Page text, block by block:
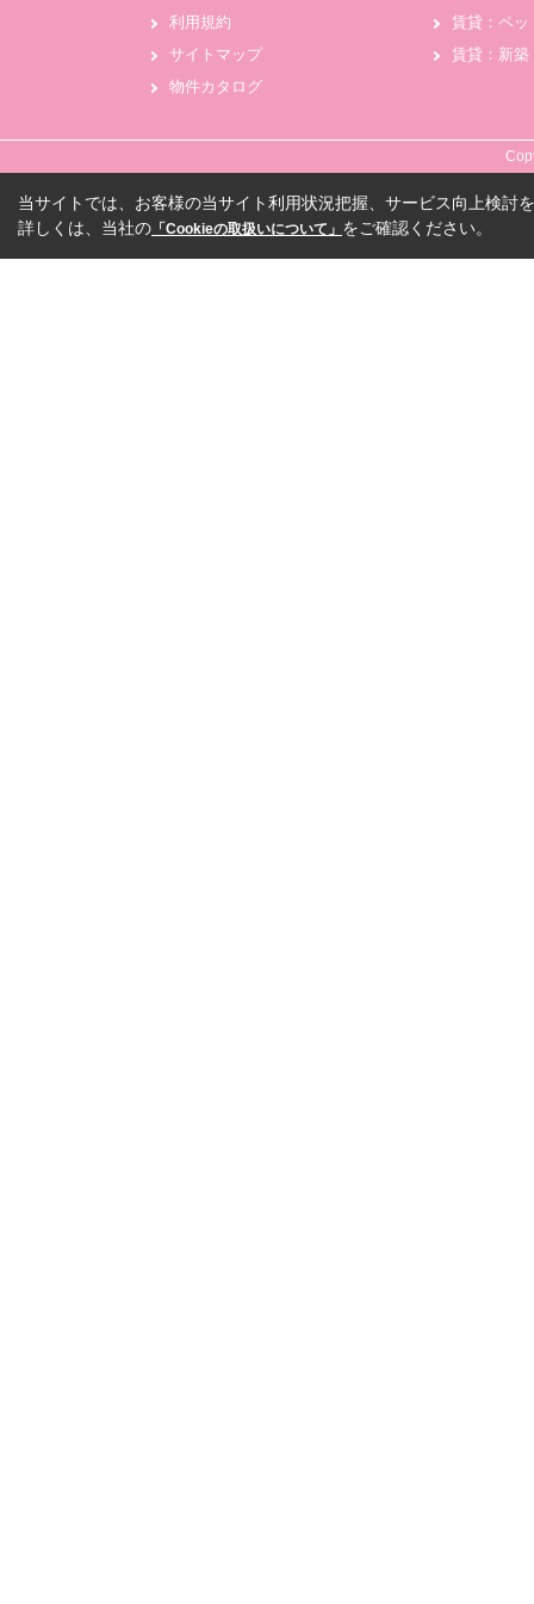
利用規約
サイトマップ
物件カタログ
賃貸：ペッ
賃貸：新築
当サイトでは、お客様の当サイト利用状況把握、サービス向上検討
詳しくは、当社の 「Cookieの取扱いについて」 をご確認ください。